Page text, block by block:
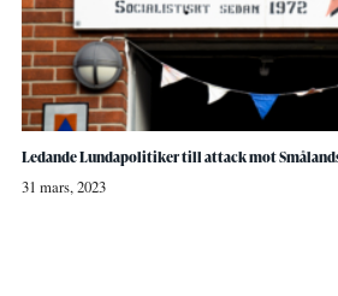
Ledande Lundapolitiker till attack mot
31 mars, 2023